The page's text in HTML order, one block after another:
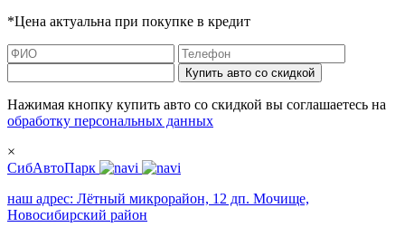
*Цена актуальна при покупке в кредит
Купить авто со скидкой
Нажимая кнопку купить авто со скидкой вы соглашаетесь на
обработку персональных данных
×
СибАвтоПарк
наш адрес: Лётный микрорайон, 12 дп. Мочище,
Новосибирский район